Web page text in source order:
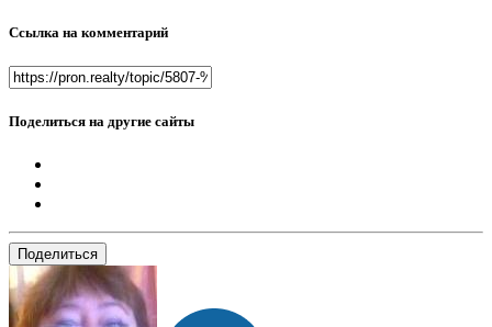
Ссылка на комментарий
Поделиться на другие сайты
Поделиться